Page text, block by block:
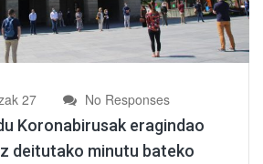
27 No Responses
Koronabirusak eragindao
deitutako minutu bateko